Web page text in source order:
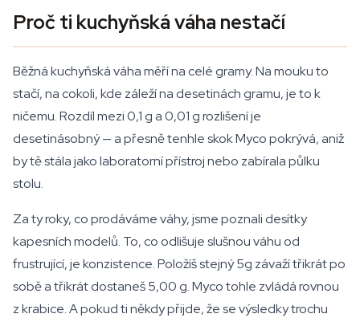
Proč ti kuchyňská váha nestačí
Běžná kuchyňská váha měří na celé gramy. Na mouku to
stačí, na cokoli, kde záleží na desetinách gramu, je to k
ničemu. Rozdíl mezi 0,1 g a 0,01 g rozlišení je
desetinásobný — a přesně tenhle skok Myco pokrývá, aniž
by tě stála jako laboratorní přístroj nebo zabírala půlku
stolu.
Za ty roky, co prodáváme váhy, jsme poznali desítky
kapesních modelů. To, co odlišuje slušnou váhu od
frustrující, je konzistence. Položíš stejný 5g závaží třikrát po
sobě a třikrát dostaneš 5,00 g. Myco tohle zvládá rovnou
z krabice. A pokud ti někdy přijde, že se výsledky trochu